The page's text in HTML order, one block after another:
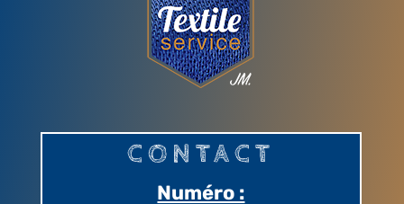
CONTACT
Numéro :